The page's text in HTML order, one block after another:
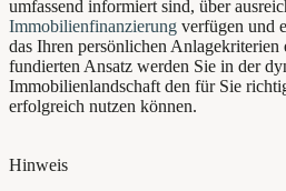
umfassend informiert sind, über
Immobilienfinanzierung verfügen und
das Ihren persönlichen
fundierten Ansatz werden Sie in der
Immobilienlandschaft den für Sie
erfolgreich nutzen können.
Hinweis